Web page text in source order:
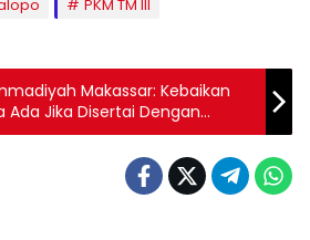
PKM TM III
Makassar: Kebaikan
Ada Jika Disertai Dengan